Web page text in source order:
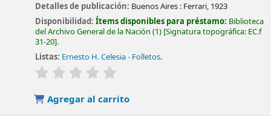
Detalles de publicación: Buenos Aires : Ferrari, 1923
Disponibilidad:Ítems disponibles para préstamo: Biblioteca
del Archivo General de la Nación (1) Signatura topográfica: EC.f
31-20 .
Listas: Ernesto H. Celesia - Folletos.
valoración
Agregar al carrito